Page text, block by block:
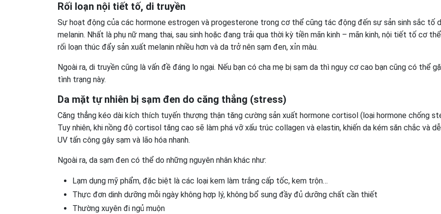
Rối loạn nội tiết tố, di truyền
Sự hoạt động của các hormone estrogen và progesterone trong cơ thể cũng tác động đến sự sản sinh sắc tố
melanin. Nhất là phụ nữ mang thai, sau sinh hoặc đang trải qua thời kỳ tiền mãn kinh – mãn kinh, nội tiết tố cơ
rối loạn thúc đẩy sản xuất melanin nhiều hơn và da trở nên sạm đen, xỉn màu.
Ngoài ra, di truyền cũng là vấn đề đáng lo ngại. Nếu bạn có cha mẹ bị sạm da thì nguy cơ cao bạn cũng có thể
tình trạng này.
Da mặt tự nhiên bị sạm đen do căng thẳng (stress)
Căng thẳng kéo dài kích thích tuyến thượng thận tăng cường sản xuất hormone cortisol (loại hormone chống
Tuy nhiên, khi nồng độ cortisol tăng cao sẽ làm phá vỡ xấu trúc collagen và elastin, khiến da kém săn chắc và
UV tấn công gây sạm và lão hóa nhanh.
Ngoài ra, da sạm đen có thể do những nguyên nhân khác như:
Lạm dụng mỹ phẩm, đặc biệt là các loại kem làm trắng cấp tốc, kem trộn…
Thực đơn dinh dưỡng mỗi ngày không hợp lý, không bổ sung đầy đủ dưỡng chất cần thiết
Thường xuyên đi ngủ muộn